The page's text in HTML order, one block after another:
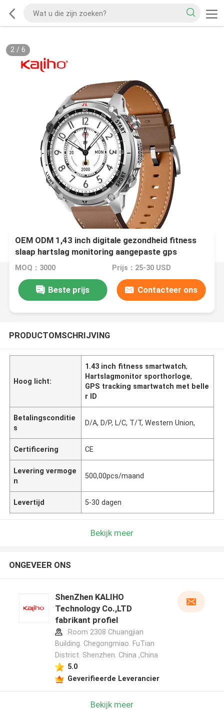
2/ 6
OEM ODM 1,43 inch digitale gezondheid fitness
slaap hartslag monitoring aangepaste gps
tracking beller id Stratos 3 Ultra smart phone
calling W10 PRO kijken winkelen metro spel bellen
functie atleten fitness
MOQ：3000 Prijs：25-30 USD
Beste prijs Contacteer ons
PRODUCTOMSCHRIJVING
Hoog licht:
1.43 inch fitness smartwatch,
Hartslagmonitor sporthorloge,
GPS tracking smartwatch met belle
r ID
Betalingsconditie
s
D/A, D/P, L/C, T/T, Western Union,
Certificering CE
Levering vermoge
n
500,00pcs/maand
Levertijd 5-30 dagen
Bekijk meer
ONGEVEER ONS
ShenZhen KALIHO
Technology Co.,LTD
fabrikant profiel
:Room 2308 Chuangjian
Building. Chegongmiao. FuTian
District. Shenzhen. China ,China
5.0
Geverifieerde Leverancier
Bekijk meer